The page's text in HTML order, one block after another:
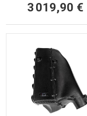
3 019,90 €